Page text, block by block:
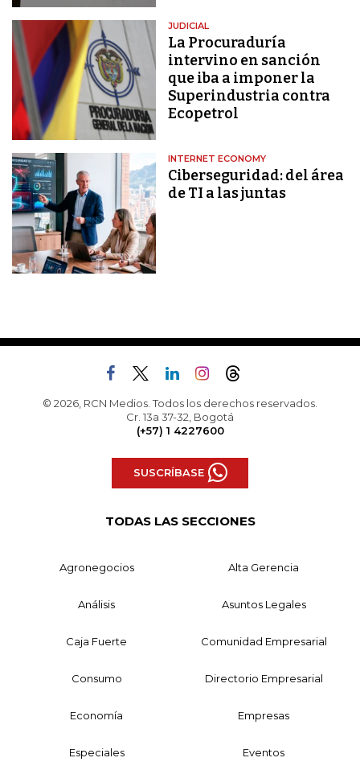
JUDICIAL
La Procuraduría
intervino en sanción
que iba a imponer la
Superindustria contra
Ecopetrol
INTERNET ECONOMY
Ciberseguridad: del área
de TI a las juntas
© 2026, RCN Medios. Todos los derechos reservados.
Cr. 13a 37-32, Bogotá
(+57) 1 4227600
SUSCRÍBASE
TODAS LAS SECCIONES
Agronegocios Alta Gerencia
Análisis Asuntos Legales
Caja Fuerte Comunidad Empresarial
Consumo Directorio Empresarial
Economía Empresas
Especiales Eventos